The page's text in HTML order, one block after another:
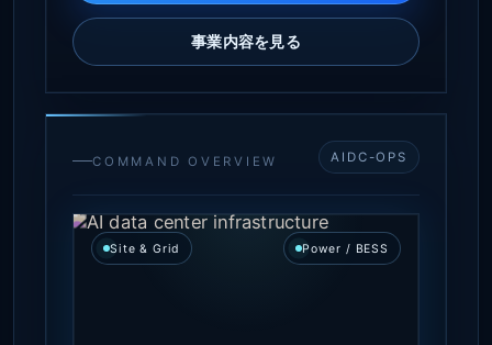
事業内容を見る
COMMAND OVERVIEW AIDC-OPS
Site & Grid Power / BESS